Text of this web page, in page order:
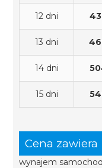
12 dni
13 dni
14 dni
15 dni
Cena zawiera
wynajem